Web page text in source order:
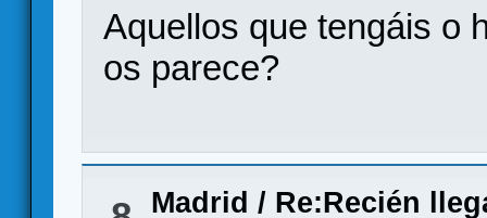
Aquellos que tengáis o
os parece?
Madrid / Re:Recién